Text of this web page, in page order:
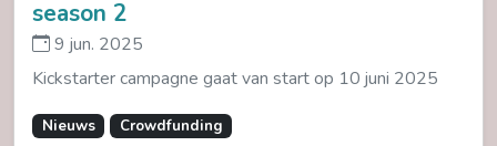
season 2
9 jun. 2025
Kickstarter campagne gaat van start op 10 juni 2025
Nieuws Crowdfunding